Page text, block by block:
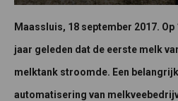
Maassluis, 18 september 2017.
jaar geleden dat de eerste melk
melktank stroomde. Een
automatisering van